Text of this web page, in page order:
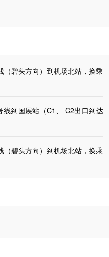
碧头方向）到机场北站，换乘
到国展站（C1、 C2出口到达
碧头方向）到机场北站，换乘